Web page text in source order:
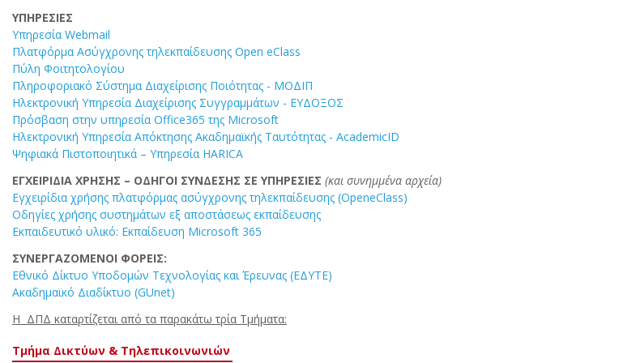
ΥΠΗΡΕΣΙΕΣ
Υπηρεσία Webmail
Πλατφόρμα Ασύγχρονης τηλεκπαίδευσης Open eClass
Πύλη Φοιτητολογίου
Πληροφοριακό Σύστημα Διαχείρισης Ποιότητας - ΜΟΔΙΠ
Ηλεκτρονική Υπηρεσία Διαχείρισης Συγγραμμάτων - ΕΥΔΟΞΟΣ
Πρόσβαση στην υπηρεσία Office365 της Microsoft
Ηλεκτρονική Υπηρεσία Απόκτησης Ακαδημαϊκής Ταυτότητας - AcademicID
Ψηφιακά Πιστοποιητικά – Υπηρεσία HARICA
ΕΓΧΕΙΡΙΔΙΑ ΧΡΗΣΗΣ – ΟΔΗΓΟΙ ΣΥΝΔΕΣΗΣ ΣΕ ΥΠΗΡΕΣΙΕΣ (και συνημμένα αρχεία)
Εγχειρίδια χρήσης πλατφόρμας ασύγχρονης τηλεκπαίδευσης (OpeneClass)
Οδηγίες χρήσης συστημάτων εξ αποστάσεως εκπαίδευσης
Εκπαιδευτικό υλικό: Εκπαίδευση Microsoft 365
ΣΥΝΕΡΓΑΖΟΜΕΝΟΙ ΦΟΡΕΙΣ:
Εθνικό Δίκτυο Υποδομών Τεχνολογίας και Έρευνας (ΕΔΥΤΕ)
Ακαδημαϊκό Διαδίκτυο (GUnet)
Η ΔΠΔ καταρτίζεται από τα παρακάτω τρία Τμήματα:
Τμήμα Δικτύων & Τηλεπικοινωνιών